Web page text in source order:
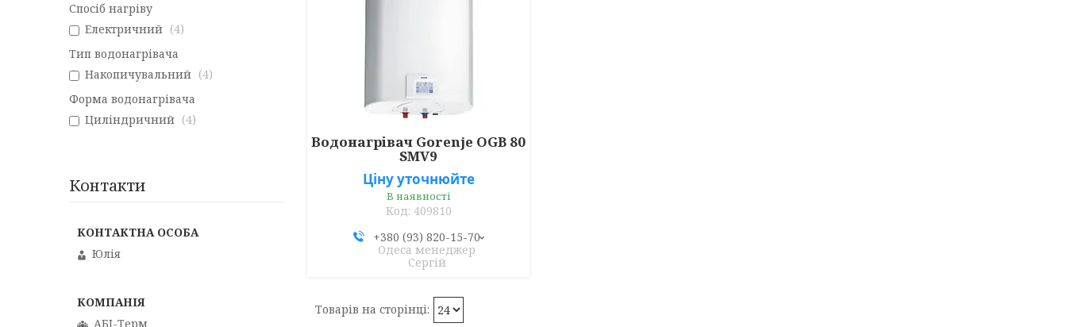
Водонагрівач Gorenje OGB 80
SMV9
Ціну уточнюйте
В наявності
409810
+380 (93) 820-15-70
Одеса менеджер
Сергій
Спосіб нагріву
Електричний
4
Тип водонагрівача
Накопичувальний
4
Форма водонагрівача
Циліндричний
4
Контакти
Юлія
АБІ-Терм